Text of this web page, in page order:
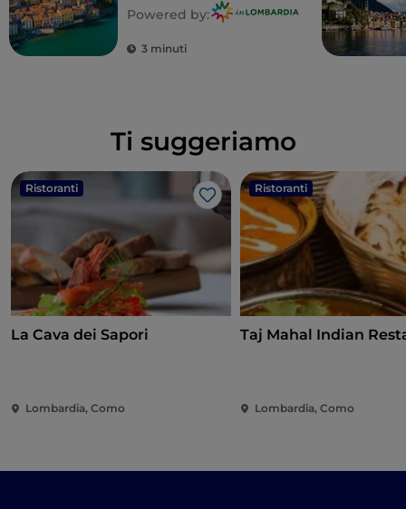
alla scoperta di 5 ville
indimenticabili
Powered by:
3 minuti
Ti suggeriamo
Ristoranti
Like
La Cava dei Sapori
Lombardia, Como
Ristoranti
Taj Mahal Indian
Lombardia, Como